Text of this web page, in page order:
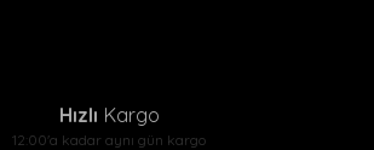
Hızlı Kargo
12:00'a kadar aynı gün kargo